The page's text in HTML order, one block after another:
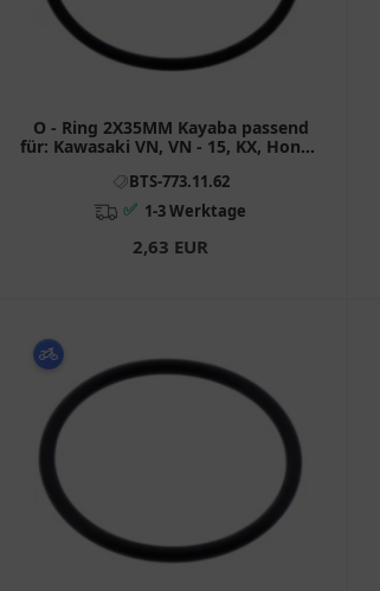
O - Ring 2X35MM Kayaba passend
für: Kawasaki VN, VN - 15, KX, Honda
BTS-773.11.62
✅ 1-3 Werktage
2,63 EUR